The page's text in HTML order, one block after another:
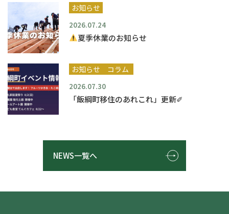
お知らせ
2026.07.24
夏季休業のお知らせ
お知らせ コラム
2026.07.30
「飯綱町移住のあれこれ」更新✐
NEWS一覧へ